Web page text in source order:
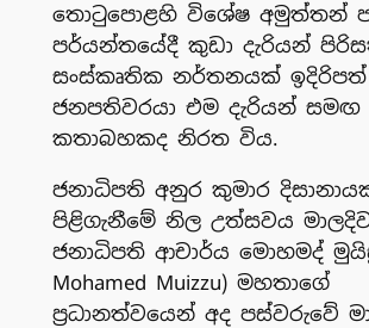
තොටුපොළහි විශේෂ අමුත්තන්
පර්යන්තයේදී කුඩා දැරියන්
සංස්කෘතික නර්තනයක්
ජනපතිවරයා එම දැරියන් සමඟ
කතාබහකද නිරත විය.
ජනාධිපති අනුර කුමාර
පිළිගැනීමේ නිල උත්සවය
ජනාධිපති ආචාර්ය මොහමද්
Mohamed Muizzu) මහතාගේ
ප්‍රධානත්වයෙන් අද පස්වරුවේ